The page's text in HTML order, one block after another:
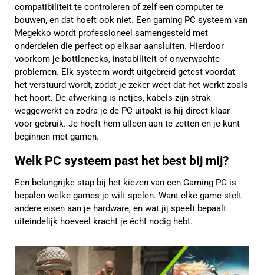
compatibiliteit te controleren of zelf een computer te
bouwen, en dat hoeft ook niet. Een gaming PC systeem van
Megekko wordt professioneel samengesteld met
onderdelen die perfect op elkaar aansluiten. Hierdoor
voorkom je bottlenecks, instabiliteit of onverwachte
problemen. Elk systeem wordt uitgebreid getest voordat
het verstuurd wordt, zodat je zeker weet dat het werkt zoals
het hoort. De afwerking is netjes, kabels zijn strak
weggewerkt en zodra je de PC uitpakt is hij direct klaar
voor gebruik. Je hoeft hem alleen aan te zetten en je kunt
beginnen met gamen.
Welk PC systeem past het best bij mij?
Een belangrijke stap bij het kiezen van een Gaming PC is
bepalen welke games je wilt spelen. Want elke game stelt
andere eisen aan je hardware, en wat jij speelt bepaalt
uiteindelijk hoeveel kracht je écht nodig hebt.